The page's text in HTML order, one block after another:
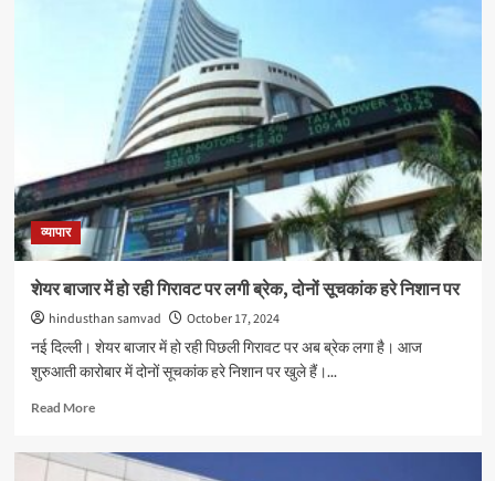
मिलेगी
ज्यादा
पावर,
साइन
की
ये
बड़ी
व्यापार
शेयर बाजार में हो रही गिरावट पर लगी ब्रेक, दोनों सूचकांक हरे निशान पर
hindusthan samvad
October 17, 2024
नई दिल्ली। शेयर बाजार में हो रही पिछली गिरावट पर अब ब्रेक लगा है। आज
शुरुआती कारोबार में दोनों सूचकांक हरे निशान पर खुले हैं।...
Read MoreRead
शेयर